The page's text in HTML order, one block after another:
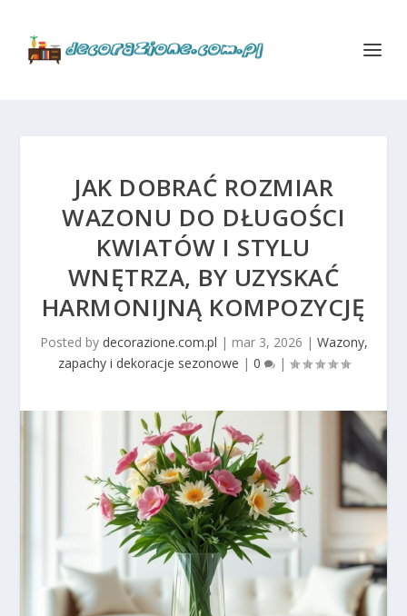
JAK DOBRAĆ ROZMIAR
WAZONU DO DŁUGOŚCI
KWIATÓW I STYLU
WNĘTRZA, BY UZYSKAĆ
HARMONIJNĄ KOMPOZYCJĘ
Posted by decorazione.com.pl | mar 3, 2026 | Wazony,
zapachy i dekoracje sezonowe | 0 |